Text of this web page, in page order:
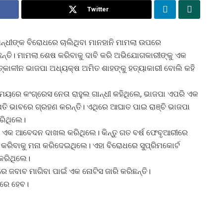
Twitter
ବିରୋଧରେ ଚାଲିଥିବା ମାନହାନି ମାମଲା ଉପରେ
ମାମଲା ଶେଷ କରିବାକୁ ଦାବି କରି ଅଭିଯୋଗକାରୀଙ୍କୁ ଏକ
ଭାଜପା ଅଧ୍ୟକ୍ଷ ଅମିତ ଶାହଙ୍କୁ ହତ୍ୟାକାରୀ ବୋଲି କହି
କଂଗ୍ରେସ ନେତା ରାହୁଲ ଗାନ୍ଧୀ କହିଥିଲେ, ଭାଜପା ଏପରି ଏକ
ଭାବରେ ଗ୍ରହଣ କରନ୍ତି। ଏଥିରେ ଆଘାତ ପାଇ ରାଞ୍ଚି ଭାଜପା
ଏକ ଆବେଦନ ଦାଖଲ କରିଥିଲେ। କିନ୍ତୁ ଗତ ବର୍ଷ ଫେବୃଆରୀରେ
ମନା କରିଦେଇଥିଲେ। ଏହା ବିରୋଧରେ ସୁପ୍ରିମକୋର୍ଟ
ଜବାବ ମାଗିବା ପାଇଁ ଏକ ନୋଟିସ ଜାରି କରିଛନ୍ତି।
ହେବ।